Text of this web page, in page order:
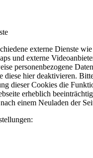
externe Dienste
und externe
personenbezogene
diese hier deaktivieren.
dieser Cookies die
erheblich
einem Neuladen der